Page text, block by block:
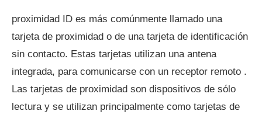
proximidad ID es más comúnmente llamado una
tarjeta de proximidad o de una tarjeta de identificación
sin contacto. Estas tarjetas utilizan una antena
integrada, para comunicarse con un receptor remoto .
Las tarjetas de proximidad son dispositivos de sólo
lectura y se utilizan principalmente como tarjetas de